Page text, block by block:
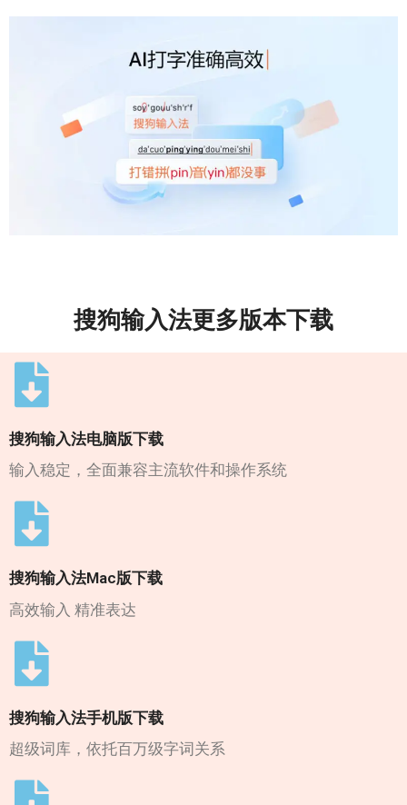
搜狗输入法更多版本下载
搜狗输入法电脑版下载
输入稳定，全面兼容主流软件和操作系统
搜狗输入法Mac版下载
高效输入 精准表达
搜狗输入法手机版下载
超级词库，依托百万级字词关系